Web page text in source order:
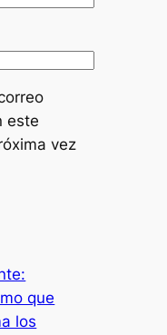
este
vez
que
los